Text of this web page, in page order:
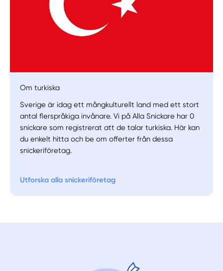
Välj tillvägagångssätt
Om turkiska
Sverige är idag ett mångkulturellt land med ett stort
antal flerspråkiga invånare. Vi på Alla Snickare har 0
snickare som registrerat att de talar turkiska. Här kan
du enkelt hitta och be om offerter från dessa
snickeriföretag.
Utforska alla snickeriföretag